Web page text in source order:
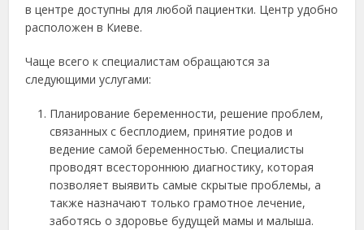
в центре доступны для любой пациентки. Центр удобно
расположен в Киеве.
Чаще всего к специалистам обращаются за
следующими услугами:
Планирование беременности, решение проблем,
связанных с бесплодием, принятие родов и
ведение самой беременностью. Специалисты
проводят всестороннюю диагностику, которая
позволяет выявить самые скрытые проблемы, а
также назначают только грамотное лечение,
заботясь о здоровье будущей мамы и малыша.